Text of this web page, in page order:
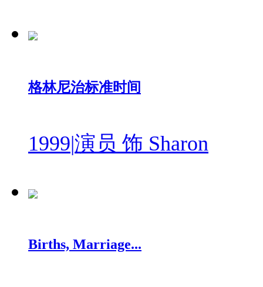
格林尼治标准时间
1999|演员 饰 Sharon
Births, Marriage...